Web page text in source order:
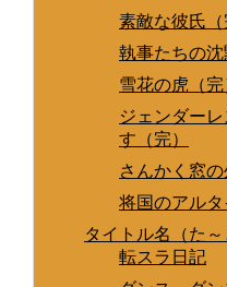
素敵な彼氏（
執事たちの沈
雪花の虎（完
ジェンダー
す（完）
さんかく窓の
将国のアルタ
タイトル名（た
転スラ日記